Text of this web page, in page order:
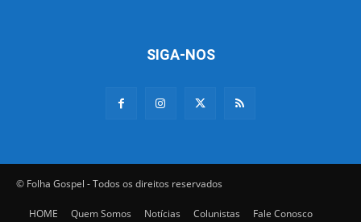
SIGA-NOS
© Folha Gospel - Todos os direitos reservados
HOME Quem Somos Notícias Colunistas
Fale Conosco